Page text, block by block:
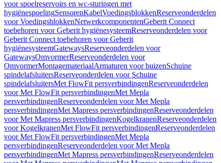
voor spoelreservoirs en wc-sturingen met
hygiënespoelingSensorenKabelVoedingsblokkenReserveonderdelen
voor VoedingsblokkenNetwerkcomponentenGeberit Connect
toebehoren voor Geberit hygiënesysteemReserveonderdelen voor
Geberit Connect toebehoren voor Geberit
hygiënesysteemGatewaysReserveonderdelen voor
GatewaysOmvormerReserveonderdelen voor
OmvormerMontagemateriaalArmaturen voor buizenSchuine
spindelafsluitersReserveonderdelen voor Schuine
spindelafsluitersMet FlowFit persverbindingenReserveonderdelen
voor Met FlowFit persverbindingenMet Mepla
persverbindingenReserveonderdelen voor Met Mepla
persverbindingenMet Mapress persverbindingenReserveonderdelen
voor Met Mapress persverbindingenKogelkranenReserveonderdelen
voor KogelkranenMet FlowFit persverbindingenReserveonderdelen
voor Met FlowFit persverbindingenMet Mepla
persverbindingenReserveonderdelen voor Met Mepla
persverbindingenMet Mapress persverbindingenReserveonderdelen